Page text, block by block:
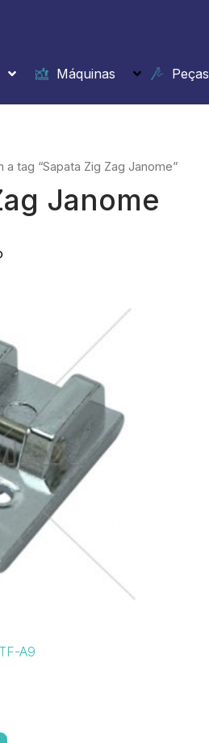
Máquinas Peças
tag “Sapata Zig Zag Janome”
Janome
A9